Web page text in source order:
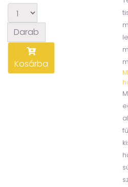
Darab
Kosárba